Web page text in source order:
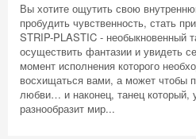
Вы хотите ощутить свою
пробудить чувственность, стать
STRIP-PLASTIC - необыкновенный
осуществить фантазии и увидеть
момент исполнения которого
восхищаться вами, а может чтобы
любви… и наконец, танец который,
разнообразит мир...